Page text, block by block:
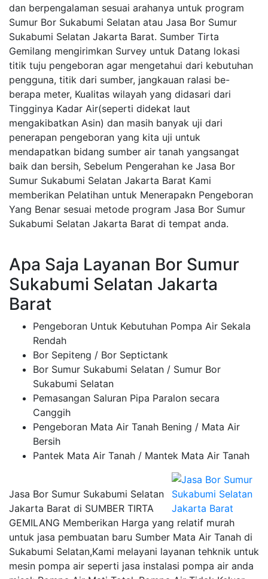
dan berpengalaman sesuai arahanya untuk program
Sumur Bor Sukabumi Selatan atau Jasa Bor Sumur
Sukabumi Selatan Jakarta Barat. Sumber Tirta
Gemilang mengirimkan Survey untuk Datang lokasi
titik tuju pengeboran agar mengetahui dari kebutuhan
pengguna, titik dari sumber, jangkauan ralasi be-
berapa meter, Kualitas wilayah yang didasari dari
Tingginya Kadar Air(seperti didekat laut
mengakibatkan Asin) dan masih banyak uji dari
penerapan pengeboran yang kita uji untuk
mendapatkan bidang sumber air tanah yangsangat
baik dan bersih, Sebelum Pengerahan ke Jasa Bor
Sumur Sukabumi Selatan Jakarta Barat Kami
memberikan Pelatihan untuk Menerapakn Pengeboran
Yang Benar sesuai metode program Jasa Bor Sumur
Sukabumi Selatan Jakarta Barat di tempat anda.
Apa Saja Layanan Bor Sumur
Sukabumi Selatan Jakarta
Barat
Pengeboran Untuk Kebutuhan Pompa Air Sekala
Rendah
Bor Sepiteng / Bor Septictank
Bor Sumur Sukabumi Selatan / Sumur Bor
Sukabumi Selatan
Pemasangan Saluran Pipa Paralon secara
Canggih
Pengeboran Mata Air Tanah Bening / Mata Air
Bersih
Pantek Mata Air Tanah / Mantek Mata Air Tanah
Jasa Bor Sumur Sukabumi Selatan
Jakarta Barat di SUMBER TIRTA
GEMILANG Memberikan Harga yang relatif murah
untuk jasa pembuatan baru Sumber Mata Air Tanah di
Sukabumi Selatan,Kami melayani layanan tehknik untuk
mesin pompa air seperti jasa instalasi pompa air anda